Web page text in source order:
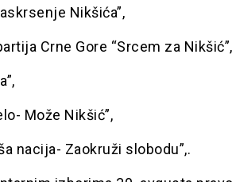
Nikšića”,
Crne Gore “Srcem za Nikšić”,
Može Nikšić”,
nacija- Zaokruži slobodu”,.